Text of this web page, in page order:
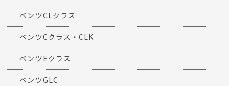
ベンツCLクラス
ベンツCクラス・CLK
ベンツEクラス
ベンツGLC